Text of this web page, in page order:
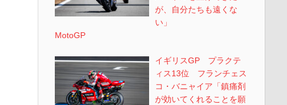
が、自分たちも遠くな
い」
MotoGP
イギリスGP プラクテ
ィス13位 フランチェス
コ・バニャイア「鎮痛剤
が効いてくれることを願